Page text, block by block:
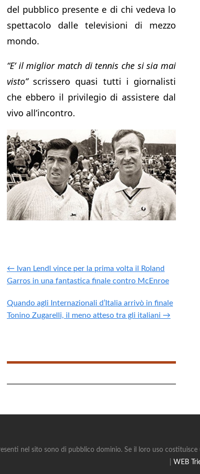
del pubblico presente e di chi vedeva lo
spettacolo dalle televisioni di mezzo
mondo.
“E’ il miglior match di tennis che si sia mai
visto” scrissero quasi tutti i giornalisti
che ebbero il privilegio di assistere dal
vivo all’incontro.
← Ivan Lendl vince per la prima volta il Roland
Garros in una fantastica finale contro McEnroe
Quando agli Internazionali d’Italia arrivò in finale
Tonino Zugarelli, il meno atteso tra gli italiani →
nel sito sono di pubblico dominio. Se il loro uso
WEB